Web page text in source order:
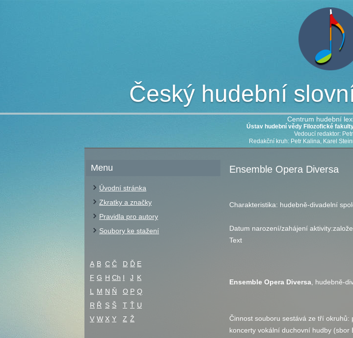
Český hudební
Centrum hudební
Ústav hudební vědy Filozofické
Vedoucí redaktor:
Redakční kruh: Petr Kalina, Karel
Menu
Úvodní stránka
Zkratky a značky
Pravidla pro autory
Soubory ke stažení
A B C Č D Ď E
F G H Ch I J K
L
M N Ň O P Q
R Ř S Š T Ť U
V W X Y Z Ž
Ensemble Opera Diversa
Charakteristika: hudebně-divadelní
Datum narození/zahájení aktivity:
Text
Ensemble Opera Diversa , hudebně-
Činnost souboru sestává ze tří
koncerty vokální duchovní hudby (sbor